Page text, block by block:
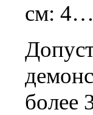
см:
более